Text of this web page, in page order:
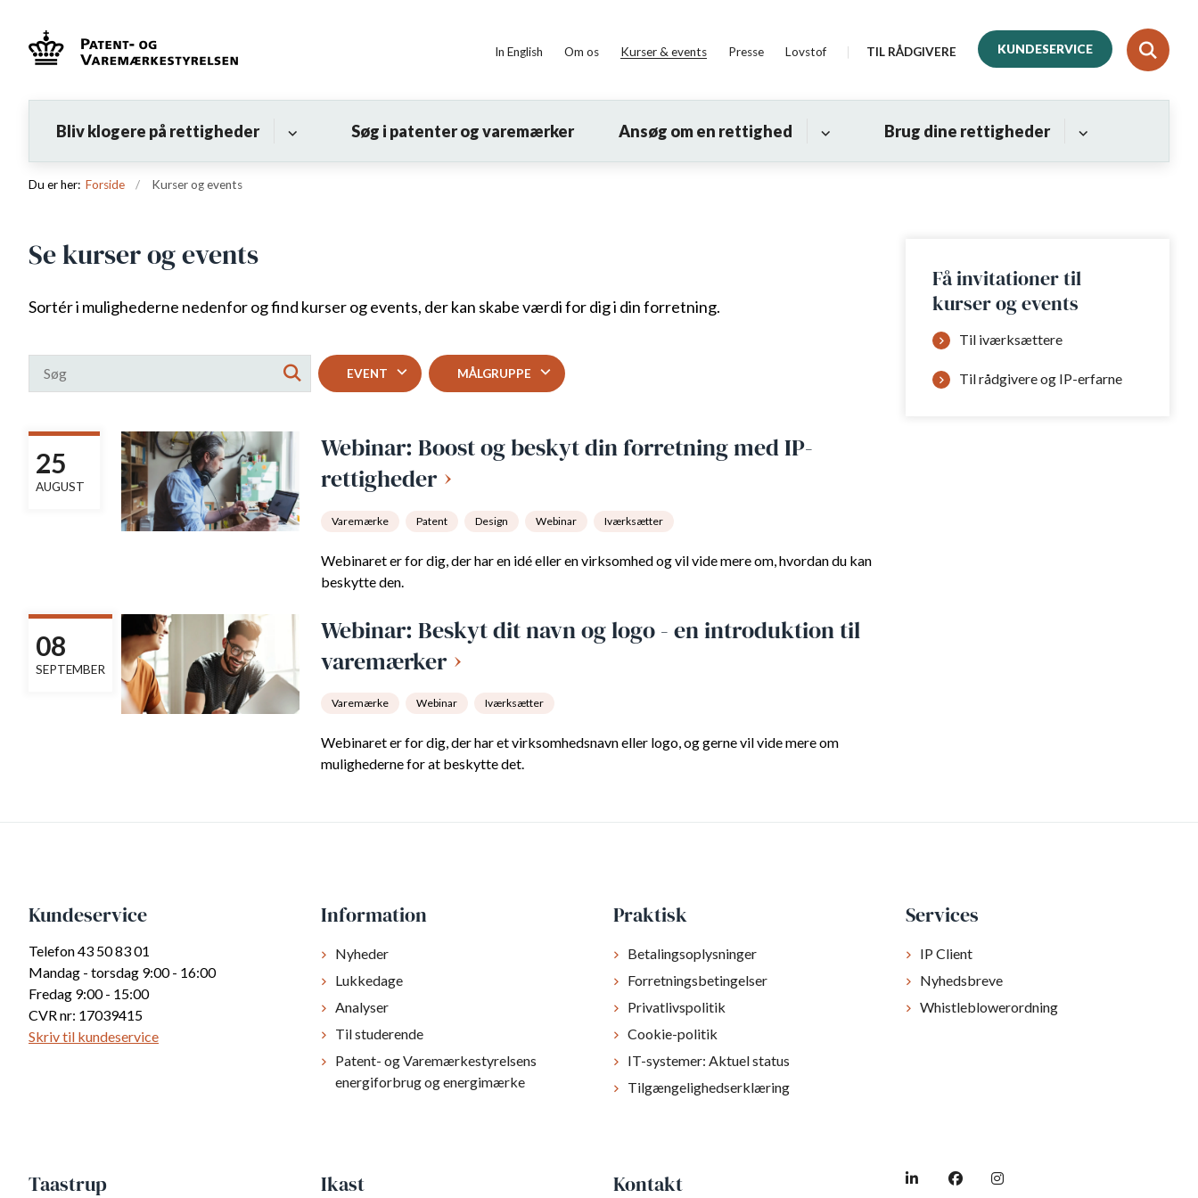
In English Om os Kurser & events Presse Lovstof TIL RÅDGIVERE KUNDESERVICE
Bliv klogere på rettigheder Søg i patenter og varemærker Ansøg om en rettighed Brug dine rettigheder
Du er her: Forside Kurser og events
Se kurser og events
Sortér i mulighederne nedenfor og find kurser og events, der kan skabe værdi for dig i din forretning.
EVENT MÅLGRUPPE
Webinar: Boost og beskyt din forretning med IP-
rettigheder
25
AUGUST
Varemærke Patent Design Webinar Iværksætter
Webinaret er for dig, der har en idé eller en virksomhed og vil vide mere om, hvordan du kan
beskytte den.
Webinar: Beskyt dit navn og logo - en introduktion til
varemærker
08
SEPTEMBER
Varemærke Webinar Iværksætter
Webinaret er for dig, der har et virksomhedsnavn eller logo, og gerne vil vide mere om
mulighederne for at beskytte det.
Få invitationer til
kurser og events
Til iværksættere
Til rådgivere og IP-erfarne
Kundeservice
Telefon 43 50 83 01
Mandag - torsdag 9:00 - 16:00
Fredag 9:00 - 15:00
CVR nr: 17039415
Skriv til kundeservice
Information
Nyheder
Lukkedage
Analyser
Til studerende
Patent- og Varemærkestyrelsens
energiforbrug og energimærke
Praktisk
Betalingsoplysninger
Forretningsbetingelser
Privatlivspolitik
Cookie-politik
IT-systemer: Aktuel status
Tilgængelighedserklæring
Services
IP Client
Nyhedsbreve
Whistleblowerordning
Taastrup Ikast Kontakt